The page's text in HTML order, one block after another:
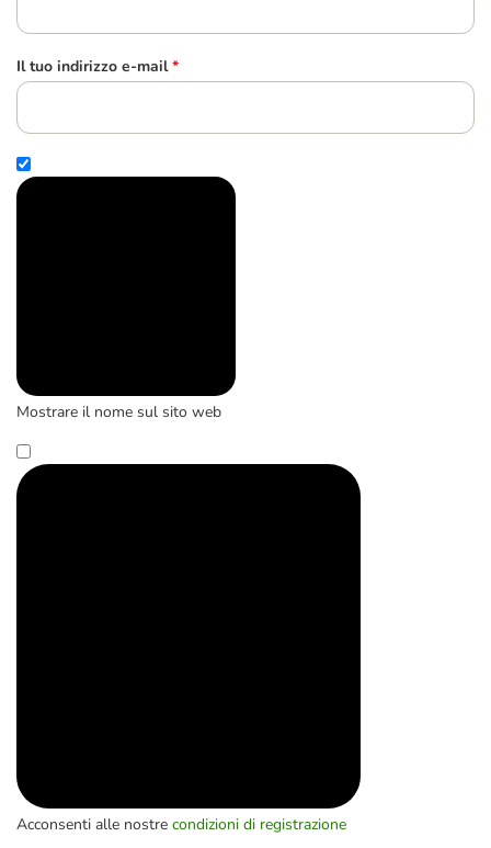
Il tuo indirizzo e-mail *
Mostrare il nome sul sito web
Acconsenti alle nostre condizioni di registrazione